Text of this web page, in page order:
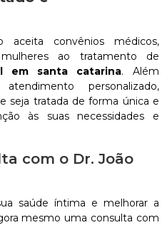
convênios médicos,
ao tratamento de
em santa catarina. Além
personalizado,
seja tratada de forma única e
às suas necessidades e
com o Dr. João
saúde íntima e melhorar a
mesmo uma consulta com